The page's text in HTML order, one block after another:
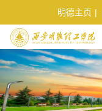
明德主页 |